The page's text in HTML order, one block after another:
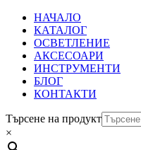
НАЧАЛО
КАТАЛОГ
ОСВЕТЛЕНИЕ
АКСЕСОАРИ
ИНСТРУМЕНТИ
БЛОГ
КОНТАКТИ
Търсене на продукт
×